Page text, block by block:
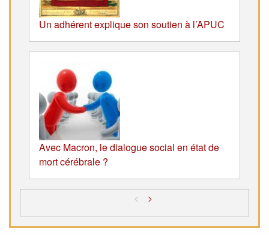
Un adhérent explique son soutien à l’APUC
Avec Macron, le dialogue social en état de
mort cérébrale ?
< >